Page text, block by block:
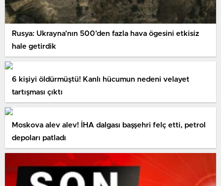
Rusya: Ukrayna’nın 500’den fazla hava ögesini etkisiz
hale getirdik
6 kişiyi öldürmüştü! Kanlı hücumun nedeni velayet
tartışması çıktı
Moskova alev alev! İHA dalgası başşehri felç etti, petrol
depoları patladı